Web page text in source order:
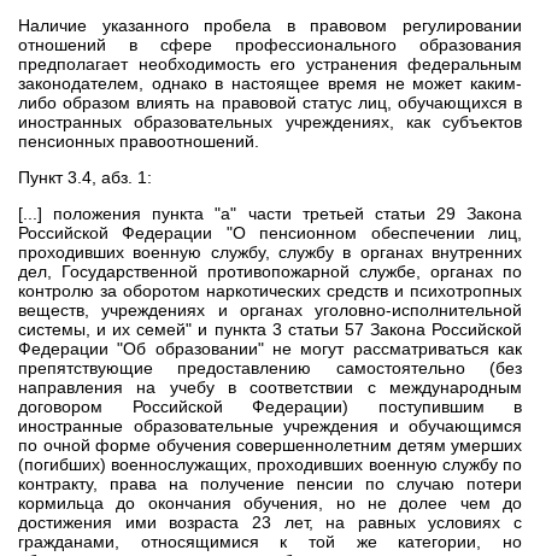
Наличие указанного пробела в правовом регулировании
отношений в сфере профессионального образования
предполагает необходимость его устранения федеральным
законодателем, однако в настоящее время не может каким-
либо образом влиять на правовой статус лиц, обучающихся в
иностранных образовательных учреждениях, как субъектов
пенсионных правоотношений.
Пункт 3.4, абз. 1:
[...] положения пункта "а" части третьей статьи 29 Закона
Российской Федерации "О пенсионном обеспечении лиц,
проходивших военную службу, службу в органах внутренних
дел, Государственной противопожарной службе, органах по
контролю за оборотом наркотических средств и психотропных
веществ, учреждениях и органах уголовно-исполнительной
системы, и их семей" и пункта 3 статьи 57 Закона Российской
Федерации "Об образовании" не могут рассматриваться как
препятствующие предоставлению самостоятельно (без
направления на учебу в соответствии с международным
договором Российской Федерации) поступившим в
иностранные образовательные учреждения и обучающимся
по очной форме обучения совершеннолетним детям умерших
(погибших) военнослужащих, проходивших военную службу по
контракту, права на получение пенсии по случаю потери
кормильца до окончания обучения, но не долее чем до
достижения ими возраста 23 лет, на равных условиях с
гражданами, относящимися к той же категории, но